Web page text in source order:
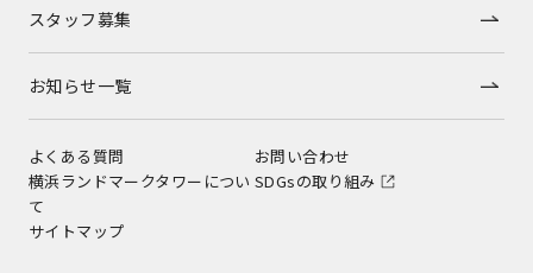
スタッフ募集
お知らせ一覧
よくある質問
お問い合わせ
横浜ランドマークタワーについ
て
SDGsの取り組み
サイトマップ